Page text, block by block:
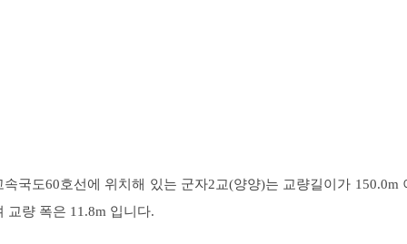
속국도60호선에 위치해 있는 군자2교(양양)는 교량길이가 150.0m
교량 폭은 11.8m 입니다.